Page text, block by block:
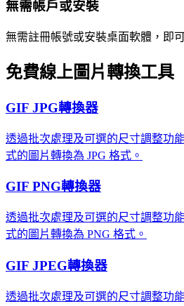
無需帳戶或安裝
無需註冊帳號或安裝桌面軟體，即
免費線上圖片轉換工具
GIF JPG轉換器
透過批次處理及可選的尺寸調整功
式的圖片轉換為 JPG 格式。
GIF PNG轉換器
透過批次處理及可選的尺寸調整功
式的圖片轉換為 PNG 格式。
GIF JPEG轉換器
透過批次處理及可選的尺寸調整功